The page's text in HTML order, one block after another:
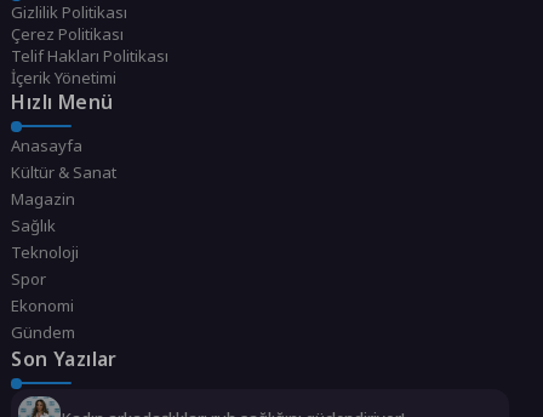
Gizlilik Politikası
Çerez Politikası
Telif Hakları Politikası
İçerik Yönetimi
Hızlı Menü
Anasayfa
Kültür & Sanat
Magazin
Sağlık
Teknoloji
Spor
Ekonomi
Gündem
Son Yazılar